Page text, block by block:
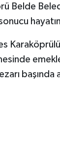
Belde
başında